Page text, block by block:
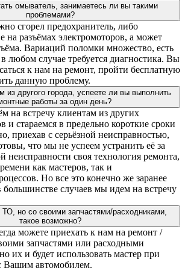
омыватель, занимаетесь ли вы такими
проблемами?
сгорел предохранитель, либо
на разъёмах электромоторов, а может
Вариаций поломки множество, есть
любом случае требуется диагностика. Вы
к нам на ремонт, пройти бесплатную
данную проблему.
из другого города, успеете ли вы выполнить
работы за один день?
на встречу клиентам из других
и стараемся в предельно короткие сроки
приехав с серьёзной неисправностью,
что мы не успеем устранить её за
неисправности своя технология ремонта,
как мастеров, так и
Но все это конечно же заранее
большинстве случаев мы идем на встречу
но со своими запчастями/расходниками,
такое возможно?
можете приехать к нам на ремонт /
запчастями или расходными
их и будет использовать мастер при
Вашим автомобилем.